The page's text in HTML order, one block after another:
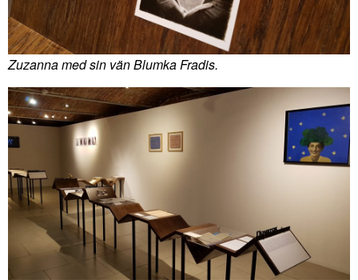
Zuzanna med sin vän Blumka Fradis.